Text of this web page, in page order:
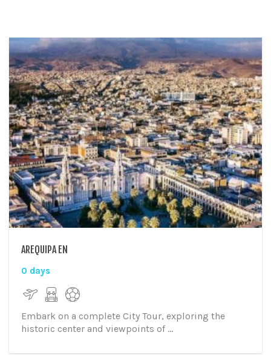
AREQUIPA EN
0 days
Embark on a complete City Tour, exploring the
historic center and viewpoints of ...